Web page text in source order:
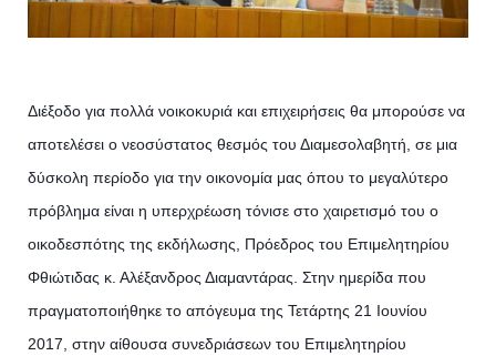
Διέξοδο για πολλά νοικοκυριά και επιχειρήσεις θα μπορούσε να
αποτελέσει ο νεοσύστατος θεσμός του Διαμεσολαβητή, σε μια
δύσκολη περίοδο για την οικονομία μας όπου το μεγαλύτερο
πρόβλημα είναι η υπερχρέωση τόνισε στο χαιρετισμό του ο
οικοδεσπότης της εκδήλωσης, Πρόεδρος του Επιμελητηρίου
Φθιώτιδας κ. Αλέξανδρος Διαμαντάρας. Στην ημερίδα που
πραγματοποιήθηκε το απόγευμα της Τετάρτης 21 Ιουνίου
2017, στην αίθουσα συνεδριάσεων του Επιμελητηρίου